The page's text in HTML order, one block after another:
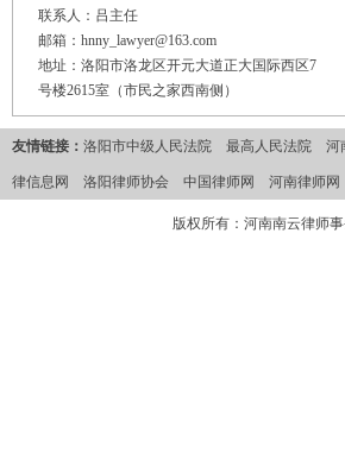
联系人：吕主任
邮箱：hnny_lawyer@163.com
地址：洛阳市洛龙区开元大道正大国际西区7
号楼2615室（市民之家西南侧）
友情链接： 洛阳市中级人民法院 最高人民法院 河
律信息网 洛阳律师协会 中国律师网 河南律师网
版权所有：河南南云律师